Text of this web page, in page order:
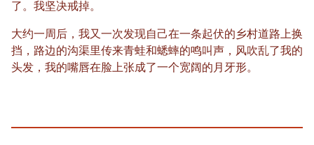
了。我坚决戒掉。
大约一周后，我又一次发现自己在一条起伏的乡村道路上换
挡，路边的沟渠里传来青蛙和蟋蟀的鸣叫声，风吹乱了我的
头发，我的嘴唇在脸上张成了一个宽阔的月牙形。